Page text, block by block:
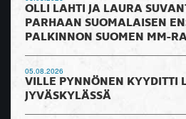
OLLI LAHTI JA LAURA
PARHAAN SUOMALAISEN
PALKINNON SUOMEN MM-
05.08.2026
VILLE PYNNÖNEN KYYDITTI
JYVÄSKYLÄSSÄ